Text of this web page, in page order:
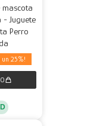
Juguete
Perro
25